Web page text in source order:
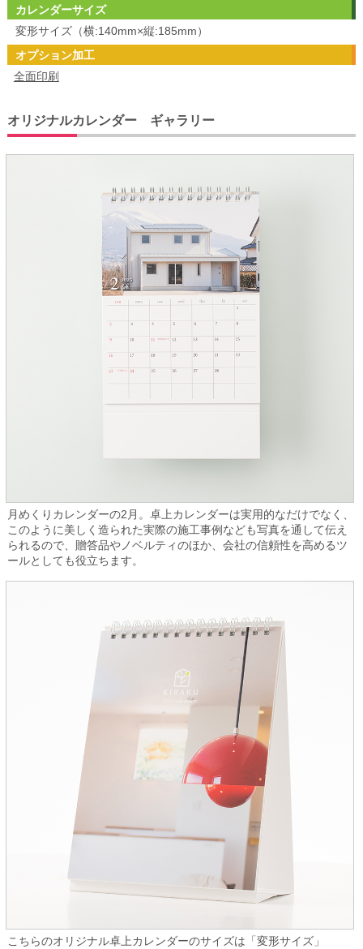
カレンダーサイズ
変形サイズ（横:140mm×縦:185mm）
オプション加工
全面印刷
オリジナルカレンダー ギャラリー
月めくりカレンダーの2月。卓上カレンダーは実用的なだけでなく、
このように美しく造られた実際の施工事例なども写真を通して伝え
られるので、贈答品やノベルティのほか、会社の信頼性を高めるツ
ールとしても役立ちます。
こちらのオリジナル卓上カレンダーのサイズは「変形サイズ」